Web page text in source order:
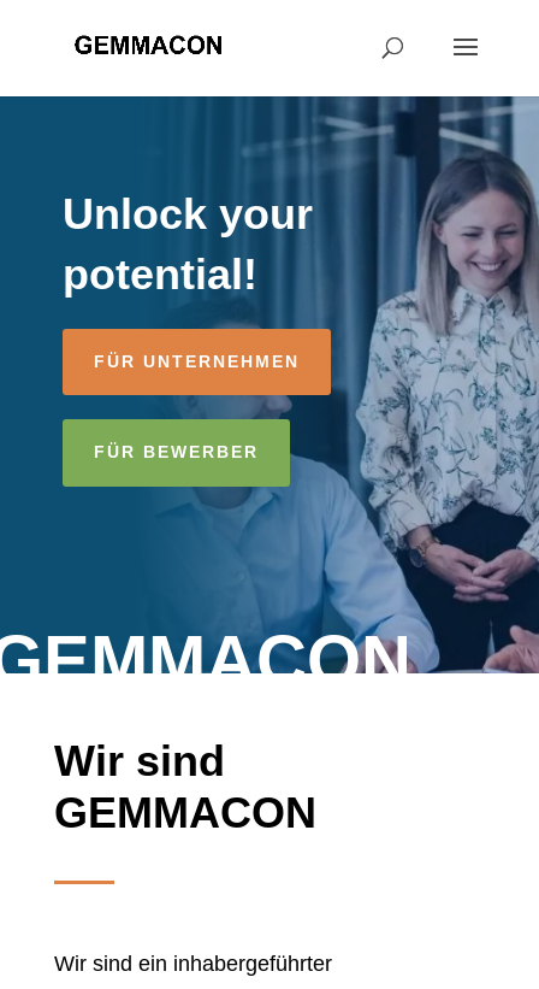
Unlock your
potential!
FÜR UNTERNEHMEN
FÜR BEWERBER
Wir sind
GEMMACON
Wir sind ein inhabergeführter